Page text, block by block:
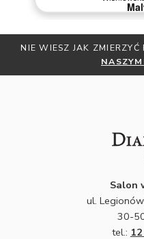
NIE WIESZ JAK ZMIERZYĆ
Salon
ul.
30-
tel.: